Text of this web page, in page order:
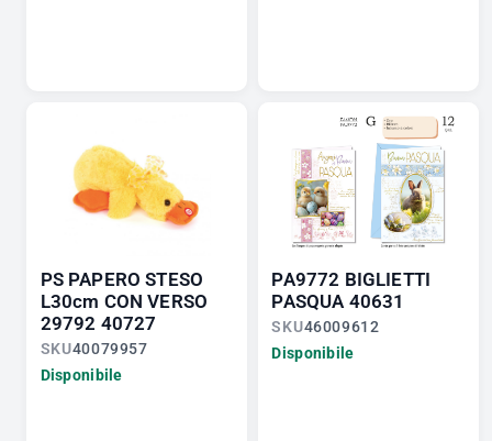
PS PAPERO STESO
L30cm CON VERSO
29792 40727
SKU40079957
Disponibile
PA9772 BIGLIETTI
PASQUA 40631
SKU46009612
Disponibile